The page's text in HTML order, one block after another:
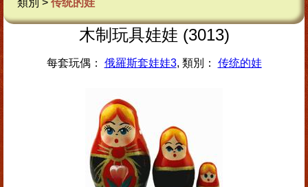
類別 > 传统的娃
木制玩具娃娃 (3013)
每套玩偶： 俄羅斯套娃娃3, 類別： 传统的娃